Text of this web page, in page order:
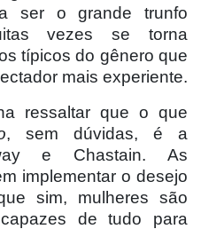
ser o grande trunfo
vezes se torna
típicos do gênero que
mais experiente.
ressaltar que o que
, sem dúvidas, é a
e Chastain. As
implementar o desejo
sim, mulheres são
de tudo para